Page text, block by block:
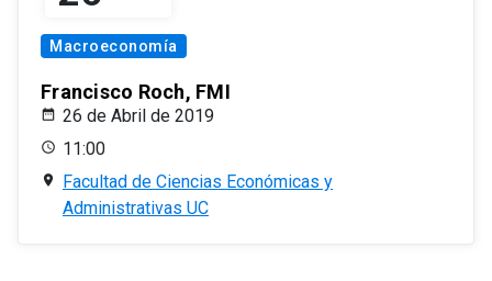
Macroeconomía
Francisco Roch, FMI
26 de Abril de 2019
11:00
Facultad de Ciencias Económicas y
Administrativas UC